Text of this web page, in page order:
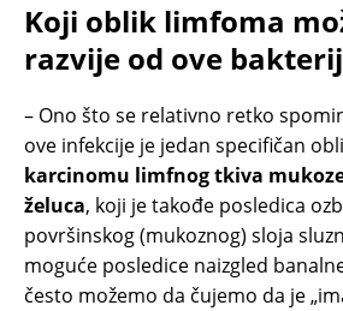
Koji oblik limfoma
razvije od ove
– Ono što se relativno retko
ove infekcije je jedan specifičan
karcinomu limfnog tkiva
želuca, koji je takođe posledica
površinskog (mukoznog) sloja
moguće posledice naizgled
često možemo da čujemo da je